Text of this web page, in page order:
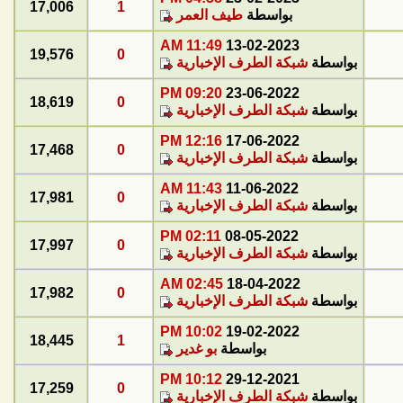
بواسطة طيف العمر
1
17,006
13-02-2023
11:49 AM
بواسطة شبكة الطرف الإخبارية
0
19,576
23-06-2022
09:20 PM
بواسطة شبكة الطرف الإخبارية
0
18,619
17-06-2022
12:16 PM
بواسطة شبكة الطرف الإخبارية
0
17,468
11-06-2022
11:43 AM
بواسطة شبكة الطرف الإخبارية
0
17,981
08-05-2022
02:11 PM
بواسطة شبكة الطرف الإخبارية
0
17,997
18-04-2022
02:45 AM
بواسطة شبكة الطرف الإخبارية
0
17,982
19-02-2022
10:02 PM
بواسطة بو غدير
1
18,445
29-12-2021
10:12 PM
بواسطة شبكة الطرف الإخبارية
0
17,259